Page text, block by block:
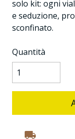
solo kit: ogni
e seduzione,
sconfinato.
Quantità